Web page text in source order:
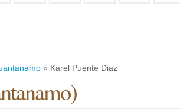
» Karel Puente Diaz
)